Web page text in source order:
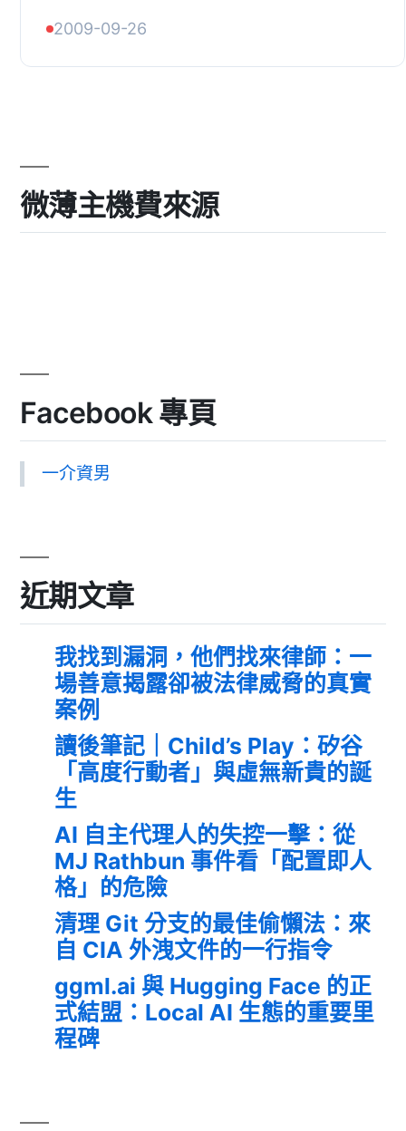
2009-09-26
微薄主機費來源
Facebook 專頁
一介資男
近期文章
我找到漏洞，他們找來律師：一
場善意揭露卻被法律威脅的真實
案例
讀後筆記｜Child’s Play：矽谷
「高度行動者」與虛無新貴的誕
生
AI 自主代理人的失控一擊：從
MJ Rathbun 事件看「配置即人
格」的危險
清理 Git 分支的最佳偷懶法：來
自 CIA 外洩文件的一行指令
ggml.ai 與 Hugging Face 的正
式結盟：Local AI 生態的重要里
程碑